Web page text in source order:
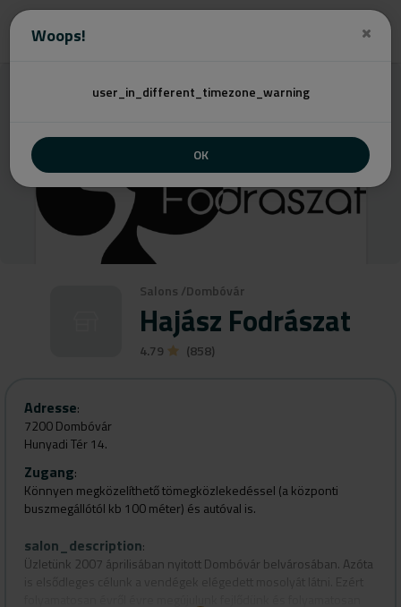
Woops!
user_in_different_timezone_warning
OK
Salons /Dombóvár
Hajász Fodrászat
4.79 (858)
Adresse:
7200 Dombóvár
Hunyadi Tér 14.
Zugang:
Könnyen megközelíthető tömegközlekedéssel (a központi
buszmegállótól kb 100 méter) és autóval is.
salon_description:
Üzletünk 2007 áprilisában nyitott Dombóvár belvárosában. Azóta